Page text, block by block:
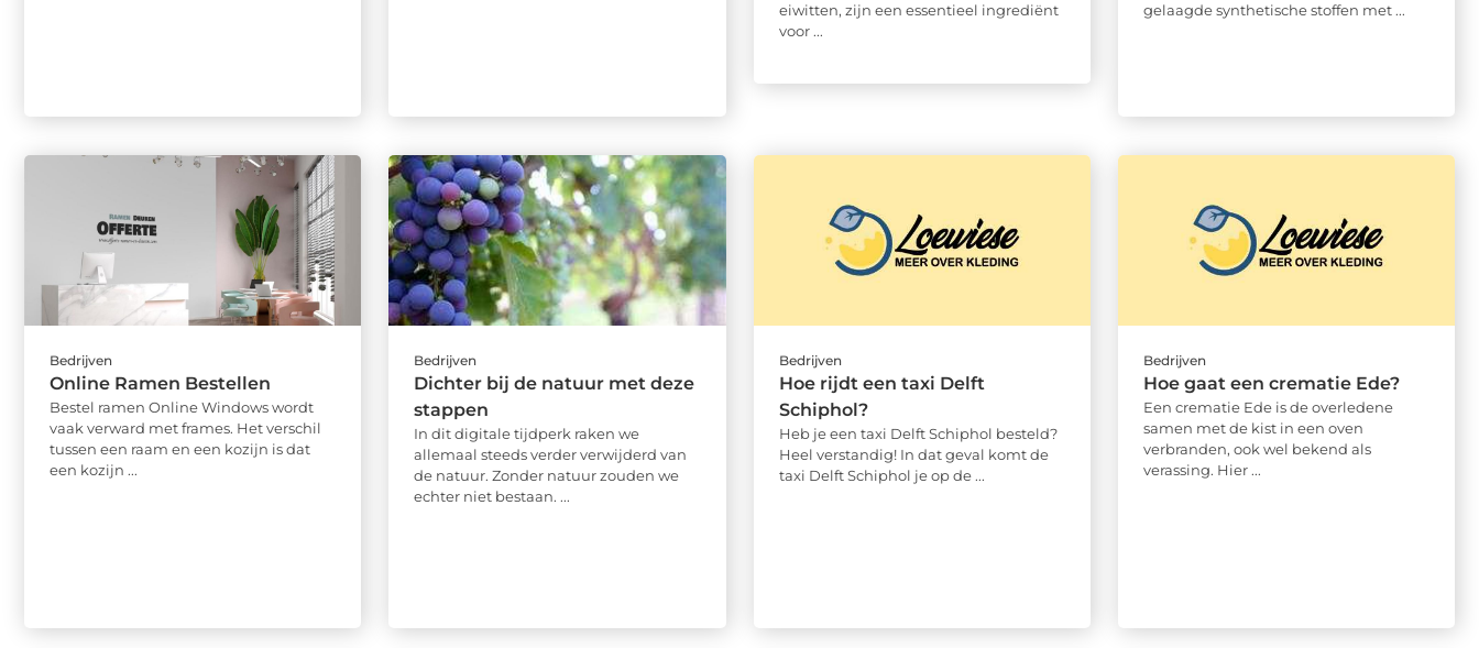
eiwitten, zijn een essentieel ingrediënt
voor ...
gelaagde synthetische stoffen met ...
Bedrijven
Online Ramen Bestellen
Bestel ramen Online Windows wordt
vaak verward met frames. Het verschil
tussen een raam en een kozijn is dat
een kozijn ...
Bedrijven
Dichter bij de natuur met deze
stappen
In dit digitale tijdperk raken we
allemaal steeds verder verwijderd van
de natuur. Zonder natuur zouden we
echter niet bestaan. ...
Bedrijven
Hoe rijdt een taxi Delft
Schiphol?
Heb je een taxi Delft Schiphol besteld?
Heel verstandig! In dat geval komt de
taxi Delft Schiphol je op de ...
Bedrijven
Hoe gaat een crematie Ede?
Een crematie Ede is de overledene
samen met de kist in een oven
verbranden, ook wel bekend als
verassing. Hier ...